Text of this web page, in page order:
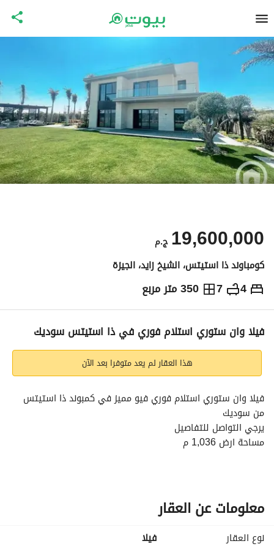
ج.م 19,600,000
كومباوند ذا استيتس، الشيخ زايد، الجيزة
4
7 350 متر مربع ج.م19,600,000
التفاصيل الاتجاهات والمؤشرات رهن عقاري
فيلا وان ستوري استلام فوري في ذا استيتس سوديك
هذا العقار لم يعد متوفرا بعد الآن
من سوديك
يرجي التواصل للتفاصيل
مساحة ارض 1,036 م
غرفة مربية + حمام
غرفة سائق + حمام
5 حمام
غرفة ليفينج
معلومات عن العقار
نوع العقار
فیلا